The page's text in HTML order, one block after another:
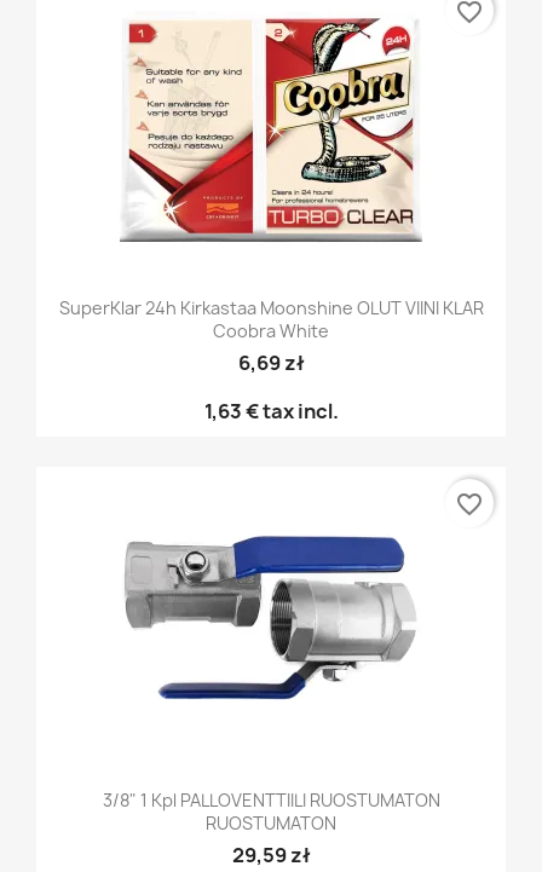
SuperKlar 24h Kirkastaa Moonshine OLUT VIINI KLAR
Coobra White
6,69 zł
1,63 €tax incl.
favorite_border
3/8" 1 Kpl PALLOVENTTIILI RUOSTUMATON
RUOSTUMATON
29,59 zł
favorite_border